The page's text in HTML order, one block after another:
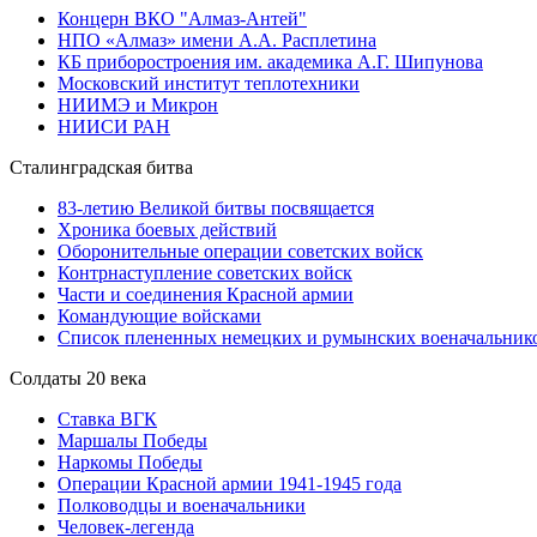
Концерн ВКО "Алмаз-Антей"
НПО «Алмаз» имени А.А. Расплетина
КБ приборостроения им. академика А.Г. Шипунова
Московский институт теплотехники
НИИМЭ и Микрон
НИИСИ РАН
Сталинградская битва
83-летию Великой битвы посвящается
Хроника боевых действий
Оборонительные операции советских войск
Контрнаступление советских войск
Части и соединения Красной армии
Командующие войсками
Список плененных немецких и румынских
Солдаты 20 века
Ставка ВГК
Маршалы Победы
Наркомы Победы
Операции Красной армии 1941-1945 года
Полководцы и военачальники
Человек-легенда